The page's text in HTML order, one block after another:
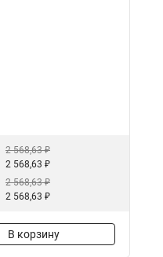
2 568,63 ₽
2 568,63 ₽
2 568,63 ₽
2 568,63 ₽
В корзину